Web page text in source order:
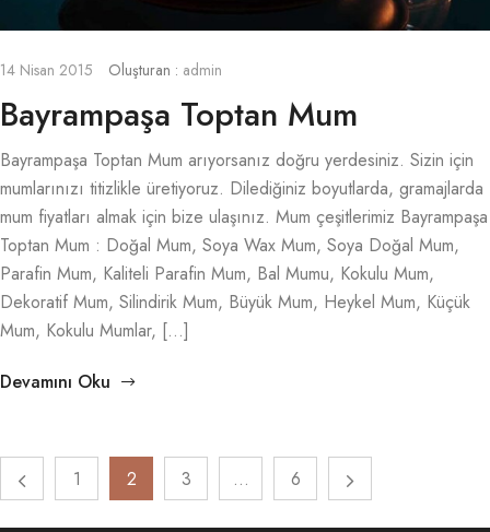
14 Nisan 2015 Oluşturan : admin
Bayrampaşa Toptan Mum
Bayrampaşa Toptan Mum arıyorsanız doğru yerdesiniz. Sizin için
mumlarınızı titizlikle üretiyoruz. Dilediğiniz boyutlarda, gramajlarda
mum fiyatları almak için bize ulaşınız. Mum çeşitlerimiz Bayrampaşa
Toptan Mum : Doğal Mum, Soya Wax Mum, Soya Doğal Mum,
Parafin Mum, Kaliteli Parafin Mum, Bal Mumu, Kokulu Mum,
Dekoratif Mum, Silindirik Mum, Büyük Mum, Heykel Mum, Küçük
Mum, Kokulu Mumlar, […]
Devamını Oku
1 2 3 … 6